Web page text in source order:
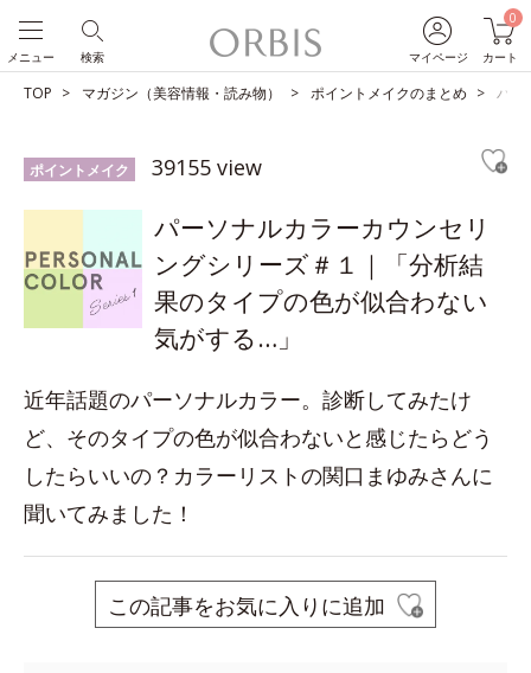
マイページ
0
カート
検索
メニュー
TOP マガジン（美容情報・読み物） ポイントメイクのまとめ パー
ポイントメイク 39155 view
パーソナルカラーカウンセリ
ングシリーズ＃１｜「分析結
果のタイプの色が似合わない
気がする…」
近年話題のパーソナルカラー。診断してみたけ
ど、そのタイプの色が似合わないと感じたらどう
したらいいの？カラーリストの関口まゆみさんに
聞いてみました！
この記事をお気に入りに追加